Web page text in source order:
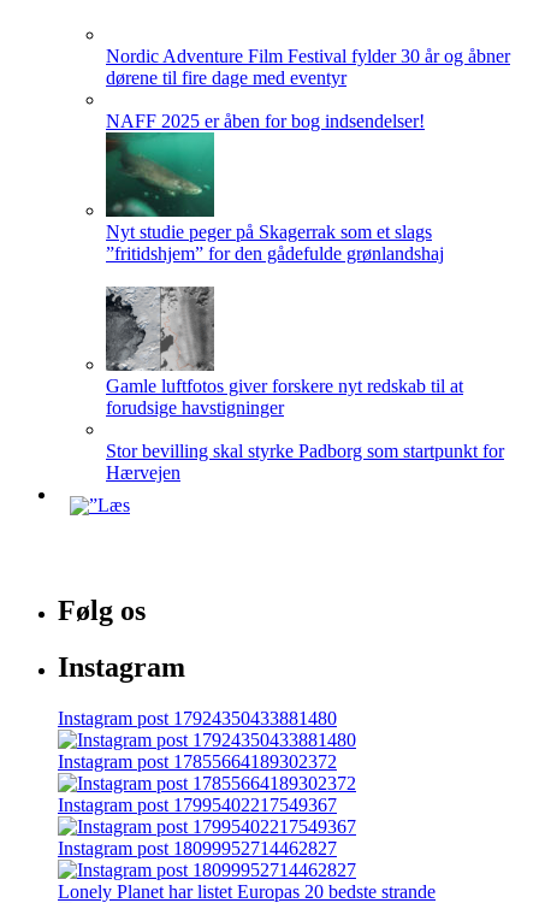
Nordic Adventure Film Festival fylder 30 år og åbner
dørene til fire dage med eventyr
NAFF 2025 er åben for bog indsendelser!
Nyt studie peger på Skagerrak som et slags
”fritidshjem” for den gådefulde grønlandshaj
Gamle luftfotos giver forskere nyt redskab til at
forudsige havstigninger
Stor bevilling skal styrke Padborg som startpunkt for
Hærvejen
Følg os
Instagram
Instagram post 17924350433881480
Instagram post 17855664189302372
Instagram post 17995402217549367
Instagram post 18099952714462827
Lonely Planet har listet Europas 20 bedste strande